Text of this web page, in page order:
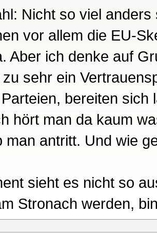
Nicht so viel
vor allem die EU-
Aber ich denke auf
sehr ein
bereiten sich
hört man da kaum
man antritt. Und wie
sieht es nicht so
Stronach werden,